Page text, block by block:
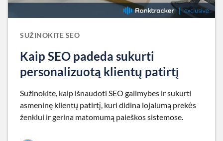
SUŽINOKITE SEO
Kaip SEO padeda sukurti
personalizuotą klientų patirtį
Sužinokite, kaip išnaudoti SEO galimybes ir sukurti
asmeninę klientų patirtį, kuri didina lojalumą prekės
ženklui ir gerina matomumą paieškos sistemose.